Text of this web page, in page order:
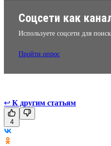
Соцсети как
Используете соцсети для
Пройти опрос
↩ К другим статьям
4